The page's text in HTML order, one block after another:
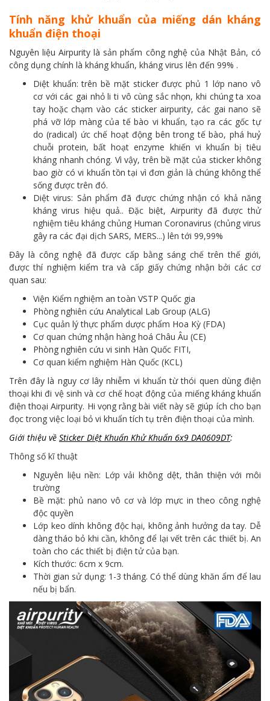
Tính năng khử khuẩn của miếng dán kháng
khuẩn điện thoại
Nguyên liệu Airpurity là sản phẩm công nghệ của Nhật Bản, có
công dụng chính là kháng khuẩn, kháng virus lên đến 99% .
Diệt khuẩn: trên bề mặt sticker được phủ 1 lớp nano vô
cơ với các gai nhỏ li ti vô cùng sắc nhọn, khi chúng ta xoa
tay hoặc chạm vào các sticker airpurity, các gai nano sẽ
phá vỡ lớp màng của tế bào vi khuẩn, tạo ra các gốc tự
do (radical) ức chế hoạt động bên trong tế bào, phá huỷ
chuỗi protein, bất hoạt enzyme khiến vi khuẩn bị tiêu
kháng nhanh chóng. Vì vậy, trên bề mặt của sticker không
bao giờ có vi khuẩn tồn tại vì đơn giản là chúng không thể
sống được trên đó.
Diệt virus: Sản phẩm đã được chứng nhận có khả năng
kháng virus hiệu quả.. Đặc biệt, Airpurity đã được thử
nghiệm tiêu kháng chủng Human Coronavirus (chủng virus
gây ra các đại dịch SARS, MERS...) lên tới 99,99%
Đây là công nghệ đã được cấp bằng sáng chế trên thế giới,
được thí nghiệm kiểm tra và cấp giấy chứng nhận bởi các cơ
quan sau:
Viện Kiểm nghiệm an toàn VSTP Quốc gia
Phòng nghiên cứu Analytical Lab Group (ALG)
Cục quản lý thực phẩm dược phẩm Hoa Kỳ (FDA)
Cơ quan chứng nhận hàng hoá Châu Âu (CE)
Phòng nghiên cứu vi sinh Hàn Quốc FITI,
Cơ quan kiểm nghiệm Hàn Quốc (KCL)
Trên đây là nguy cơ lây nhiễm vi khuẩn từ thói quen dùng điện
thoại khi đi vệ sinh và cơ chế hoạt động của miếng kháng khuẩn
điện thoại Airpurity. Hi vọng rằng bài viết này sẽ giúp ích cho bạn
đọc trong việc loại bỏ vi khuẩn tích tụ trên điện thoại của mình.
Giới thiệu về Sticker Diệt Khuẩn Khử Khuẩn 6x9 DA0609DT:
Thông số kĩ thuật
Nguyên liệu nền: Lớp vải không dệt, thân thiện với môi
trường
Bề mặt: phủ nano vô cơ và lớp mực in theo công nghệ
độc quyền
Lớp keo dính không độc hại, không ảnh hưởng da tay. Dễ
dàng tháo bỏ khi cần, không để lại vết trên các thiết bị. An
toàn cho các thiết bị điện tử của bạn.
Kích thước: 6cm x 9cm.
Thời gian sử dụng: 1-3 tháng. Có thể dùng khăn ẩm để lau
nếu bị bẩn.